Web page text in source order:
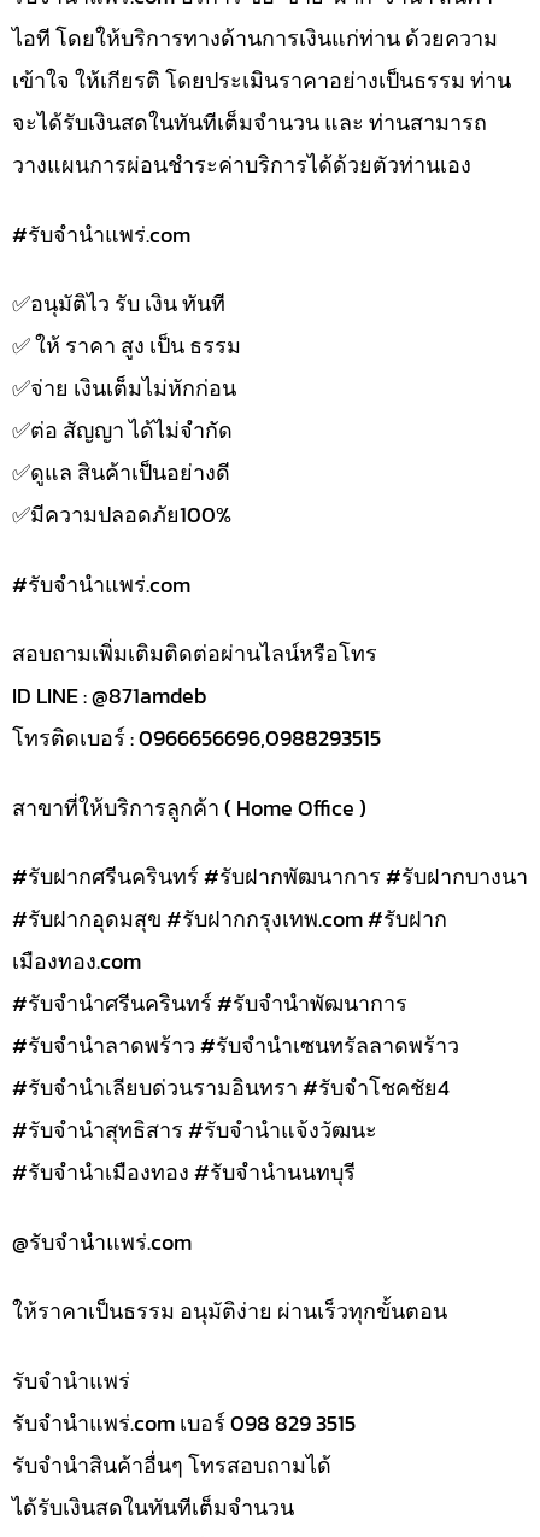
ไอที โดยให้บริการทางด้านการเงินแก่ท่าน ด้วยความ
เข้าใจ ให้เกียรติ โดยประเมินราคาอย่างเป็นธรรม ท่าน
จะได้รับเงินสดในทันทีเต็มจำนวน และ ท่านสามารถ
วางแผนการผ่อนชำระค่าบริการได้ด้วยตัวท่านเอง
#รับจํานําแพร่.com
✅️อนุมัติไว รับ เงิน ทันที
✅️ ให้ ราคา สูง เป็น ธรรม
✅️จ่าย เงินเต็มไม่หักก่อน
✅️ต่อ สัญญา ได้ไม่จำกัด
✅️ดูแล สินค้าเป็นอย่างดี
✅️มีความปลอดภัย100%
#รับจํานําแพร่.com
สอบถามเพิ่มเติมติดต่อผ่านไลน์หรือโทร
ID LINE : @871amdeb
โทรติดเบอร์ : 0966656696,0988293515
สาขาที่ให้บริการลูกค้า ( Home Office )
#รับฝากศรีนครินทร์ #รับฝากพัฒนาการ #รับฝากบางนา
#รับฝากอุดมสุข #รับฝากกรุงเทพ.com #รับฝาก
เมืองทอง.com
#รับจำนำศรีนครินทร์ #รับจำนำพัฒนาการ
#รับจำนำลาดพร้าว #รับจำนำเซนทรัลลาดพร้าว
#รับจำนำเลียบด่วนรามอินทรา #รับจำโชคชัย4
#รับจำนำสุทธิสาร #รับจำนำแจ้งวัฒนะ
#รับจำนำเมืองทอง #รับจำนำนนทบุรี
@รับจํานําแพร่.com
ให้ราคาเป็นธรรม อนุมัติง่าย ผ่านเร็วทุกขั้นตอน
รับจํานำแพร่
รับจํานําแพร่.com เบอร์ 098 829 3515
รับจำนำสินค้าอื่นๆ โทรสอบถามได้
ได้รับเงินสดในทันทีเต็มจำนวน